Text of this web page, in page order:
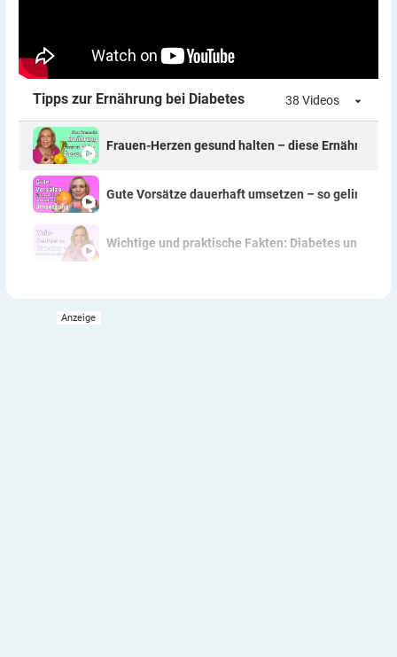
Tipps zur Ernährung bei Diabetes 38 Videos
Frauen-Herzen gesund halten – diese
Gute Vorsätze dauerhaft umsetzen – so gelingt's!
Wichtige und praktische Fakten: Diabetes und